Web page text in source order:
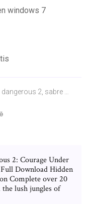
windows 7
2, sabre …
2: Courage Under
Download Hidden
Complete over 20
lush jungles of